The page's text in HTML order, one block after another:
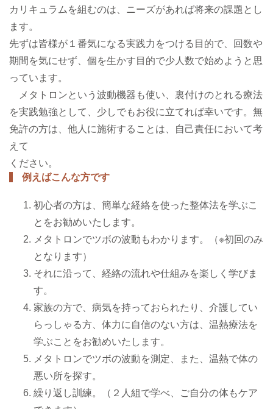
カリキュラムを組むのは、ニーズがあれば将来の課題とし
ます。
先ずは皆様が１番気になる実践力をつける目的で、回数や
期間を気にせず、個を生かす目的で少人数で始めようと思
っています。
メタトロンという波動機器も使い、裏付けのとれる療法
を実践勉強として、少しでもお役に立てれば幸いです。無
免許の方は、他人に施術することは、自己責任において考
えて
ください。
例えばこんな方です
初心者の方は、簡単な経絡を使った整体法を学ぶこ
とをお勧めいたします。
メタトロンでツボの波動もわかります。（※初回のみ
となります）
それに沿って、経絡の流れや仕組みを楽しく学びま
す。
家族の方で、病気を持っておられたり、介護してい
らっしゃる方、体力に自信のない方は、温熱療法を
学ぶことをお勧めいたします。
メタトロンでツボの波動を測定、また、温熱で体の
悪い所を探す。
繰り返し訓練。（２人組で学べ、ご自分の体もケア